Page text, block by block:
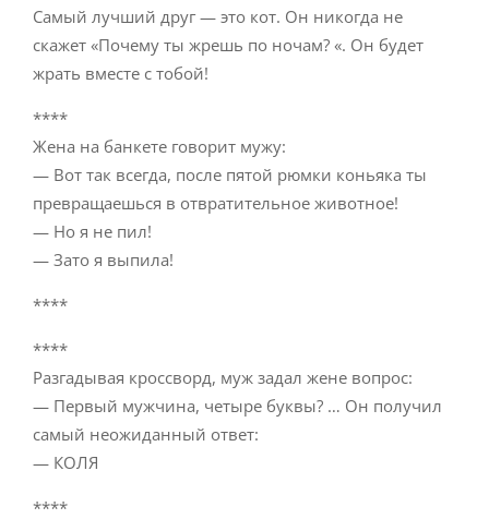
Самый лучший друг — это кот. Он никогда не
скажет «Почему ты жрешь по ночам? «. Он будет
жрать вместе с тобой!
****
Жена на банкете говорит мужу:
— Вот так всегда, после пятой рюмки коньяка ты
превращаешься в отвратительное животное!
— Но я не пил!
— Зато я выпила!
****
****
Разгадывая кроссворд, муж задал жене вопрос:
— Первый мужчина, четыре буквы? … Он получил
самый неожиданный ответ:
— КОЛЯ
****